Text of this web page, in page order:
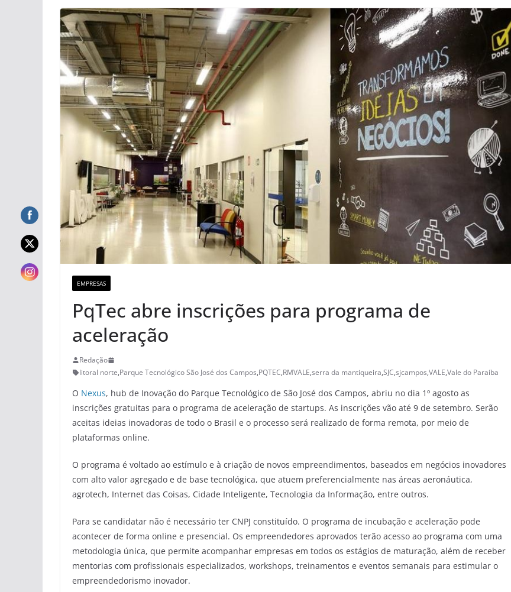
EMPRESAS
PqTec abre inscrições para programa de
aceleração
Redação
litoral norte,Parque Tecnológico São José dos Campos,PQTEC,RMVALE,serra da mantiqueira,SJC,sjcampos,VALE,Vale do Paraíba
O Nexus, hub de Inovação do Parque Tecnológico de São José dos Campos, abriu no dia 1º agosto as
inscrições gratuitas para o programa de aceleração de startups. As inscrições vão até 9 de setembro. Serão
aceitas ideias inovadoras de todo o Brasil e o processo será realizado de forma remota, por meio de
plataformas online.
O programa é voltado ao estímulo e à criação de novos empreendimentos, baseados em negócios inovadores
com alto valor agregado e de base tecnológica, que atuem preferencialmente nas áreas aeronáutica,
agrotech, Internet das Coisas, Cidade Inteligente, Tecnologia da Informação, entre outros.
Para se candidatar não é necessário ter CNPJ constituído. O programa de incubação e aceleração pode
acontecer de forma online e presencial. Os empreendedores aprovados terão acesso ao programa com uma
metodologia única, que permite acompanhar empresas em todos os estágios de maturação, além de receber
mentorias com profissionais especializados, workshops, treinamentos e eventos semanais para estimular o
empreendedorismo inovador.